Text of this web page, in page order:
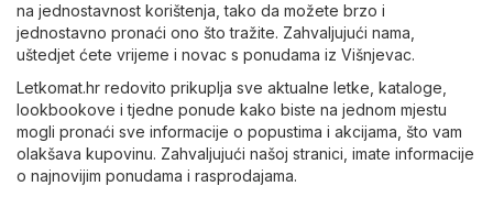
na jednostavnost korištenja, tako da možete brzo i
jednostavno pronaći ono što tražite. Zahvaljujući nama,
uštedjet ćete vrijeme i novac s ponudama iz Višnjevac.
Letkomat.hr redovito prikuplja sve aktualne letke, kataloge,
lookbookove i tjedne ponude kako biste na jednom mjestu
mogli pronaći sve informacije o popustima i akcijama, što vam
olakšava kupovinu. Zahvaljujući našoj stranici, imate informacije
o najnovijim ponudama i rasprodajama.